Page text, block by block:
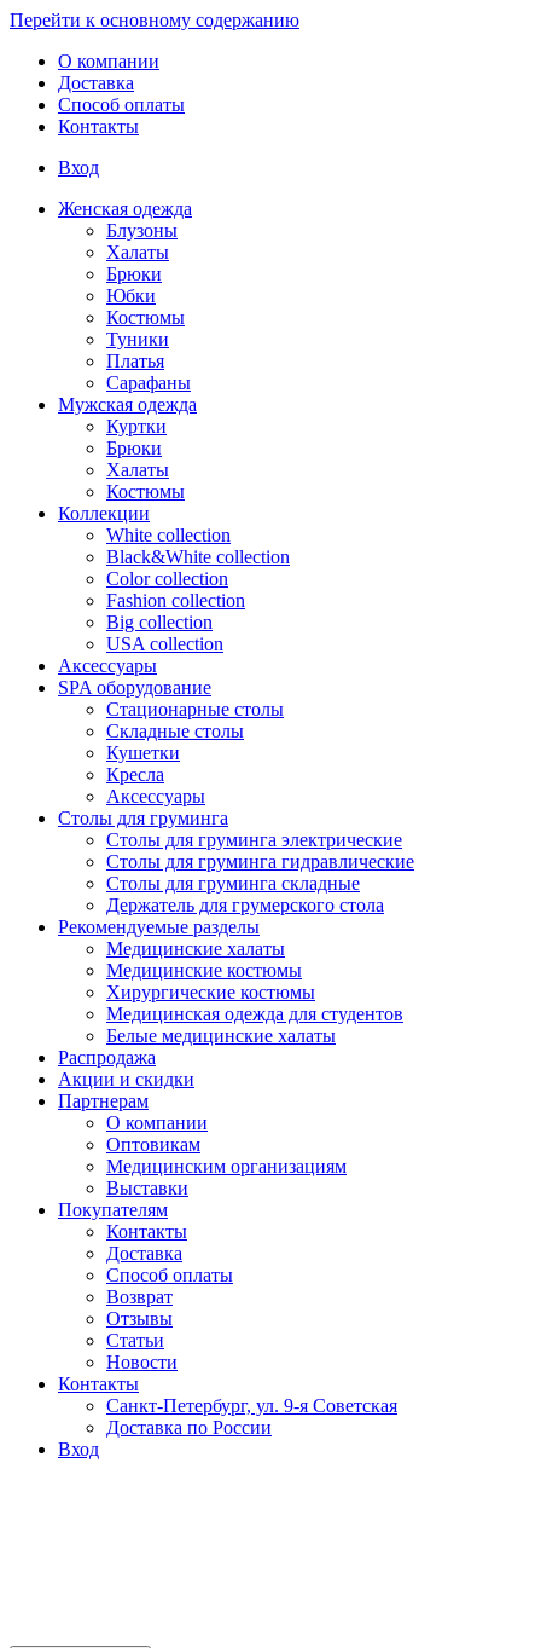
Перейти к основному содержанию
О компании
Доставка
Способ оплаты
Контакты
Вход
Женская одежда
Блузоны
Халаты
Брюки
Юбки
Костюмы
Туники
Платья
Сарафаны
Мужская одежда
Куртки
Брюки
Халаты
Костюмы
Коллекции
White collection
Black&White collection
Color collection
Fashion collection
Big collection
USA collection
Аксессуары
SPA оборудование
Стационарные столы
Складные столы
Кушетки
Кресла
Аксессуары
Столы для груминга
Столы для груминга электрические
Столы для груминга гидравлические
Столы для груминга складные
Держатель для грумерского стола
Рекомендуемые разделы
Медицинские халаты
Медицинские костюмы
Хирургические костюмы
Медицинская одежда для студентов
Белые медицинские халаты
Распродажа
Акции и скидки
Партнерам
О компании
Оптовикам
Медицинским организациям
Выставки
Покупателям
Контакты
Доставка
Способ оплаты
Возврат
Отзывы
Статьи
Новости
Контакты
Санкт-Петербург, ул. 9-я Советская
Доставка по России
Вход